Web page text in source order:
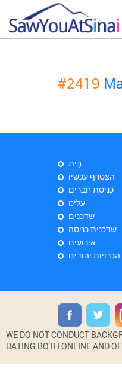
#2419
בַּיִת
הצטרף עכשיו
כניסת חברים
עלינו
שדכנים
שדכנית כניסה
אירועים
יהודים
WE DO NOT CONDUCT
DATING BOTH ONLINE AND